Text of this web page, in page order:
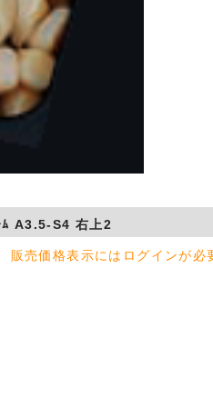
ﾑ A3.5-S4 右上2
販売価格表示にはログインが必